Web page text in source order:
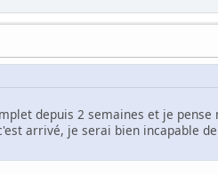
depuis 2 semaines et je
arrivé, je serai bien incapable